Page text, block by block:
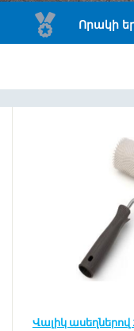
Որակի
Վալիկ ասեղներով